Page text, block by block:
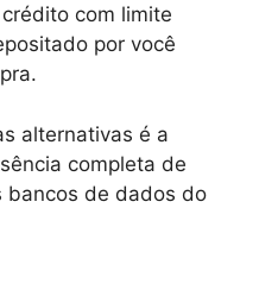
com limite
por você
alternativas é a
completa de
bancos de dados do